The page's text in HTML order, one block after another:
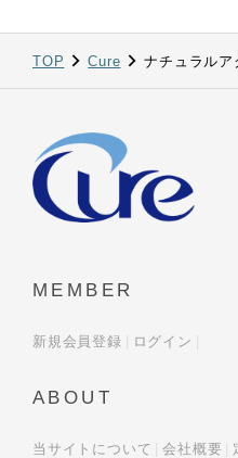
TOP Cure ナチュラル
MEMBER
新規会員登録 ログイン
ABOUT
当サイトについて 会社概要